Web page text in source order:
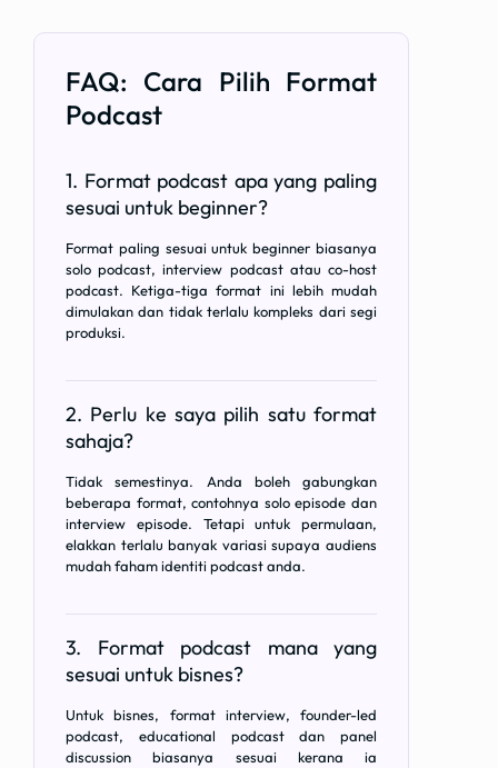
FAQ: Cara Pilih Format
Podcast
1. Format podcast apa yang paling
sesuai untuk beginner?
Format paling sesuai untuk beginner biasanya
solo podcast, interview podcast atau co-host
podcast. Ketiga-tiga format ini lebih mudah
dimulakan dan tidak terlalu kompleks dari segi
produksi.
2. Perlu ke saya pilih satu format
sahaja?
Tidak semestinya. Anda boleh gabungkan
beberapa format, contohnya solo episode dan
interview episode. Tetapi untuk permulaan,
elakkan terlalu banyak variasi supaya audiens
mudah faham identiti podcast anda.
3. Format podcast mana yang
sesuai untuk bisnes?
Untuk bisnes, format interview, founder-led
podcast, educational podcast dan panel
discussion biasanya sesuai kerana ia